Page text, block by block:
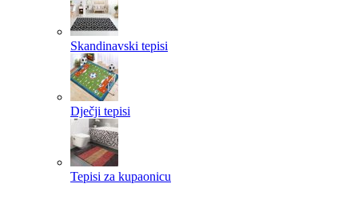
Skandinavski tepisi
Dječji tepisi
Tepisi za kupaonicu